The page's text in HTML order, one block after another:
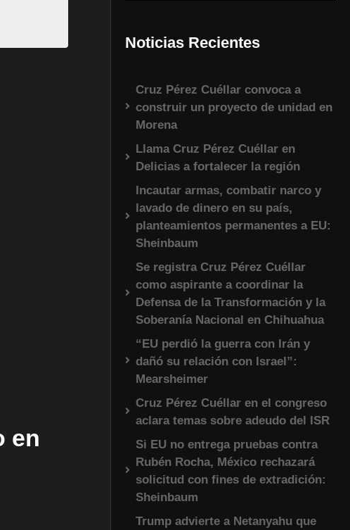
en
Noticias Recientes
Cruz Pérez Cuéllar convoca a
construir un proyecto de unidad en
Morena
Llama Cruz Pérez Cuéllar en
Delicias a fortalecer la región
Incautar armas, combatir narco y
lavado de dinero en su país,
planteamientos permanentes a EU:
Sheinbaum
Se registra Cruz Pérez Cuéllar
como aspirante a coordinar la
Defensa de la Transformación y la
Soberanía Nacional en Chihuahua
“EU perdió la guerra con Irán y
dañó su relación con Israel”:
Mearsheimer
Cruz Pérez Cuéllar en el congreso
aclara temas sobre adeudo del ISR
Si EU no entrega pruebas contra
Rubén Rocha, México rechazará
solicitud con fines de extradición:
Sheinbaum
Trump advierte a Netanyahu que